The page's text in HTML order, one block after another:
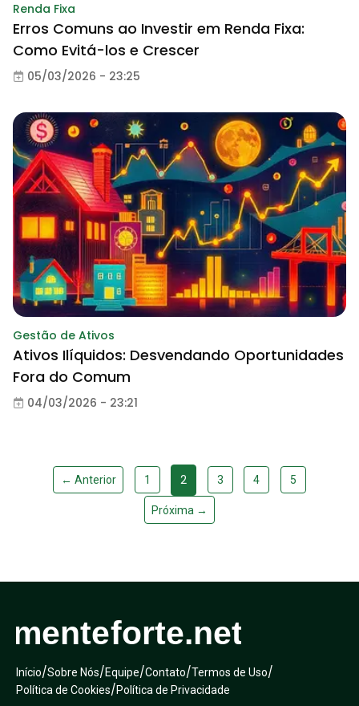
Renda Fixa
Erros Comuns ao Investir em Renda Fixa:
Como Evitá-los e Crescer
05/03/2026 - 23:25
Gestão de Ativos
Ativos Ilíquidos: Desvendando Oportunidades
Fora do Comum
04/03/2026 - 23:21
← Anterior 1 2 3 4 5
Próxima →
Início/Sobre Nós/Equipe/Contato/Termos de Uso/
Política de Cookies/Política de Privacidade